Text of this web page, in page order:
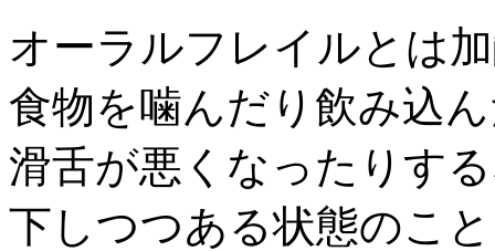
オーラルフレイルとは
食物を噛んだり飲み込
滑舌が悪くなったりす
下しつつある状態のこ